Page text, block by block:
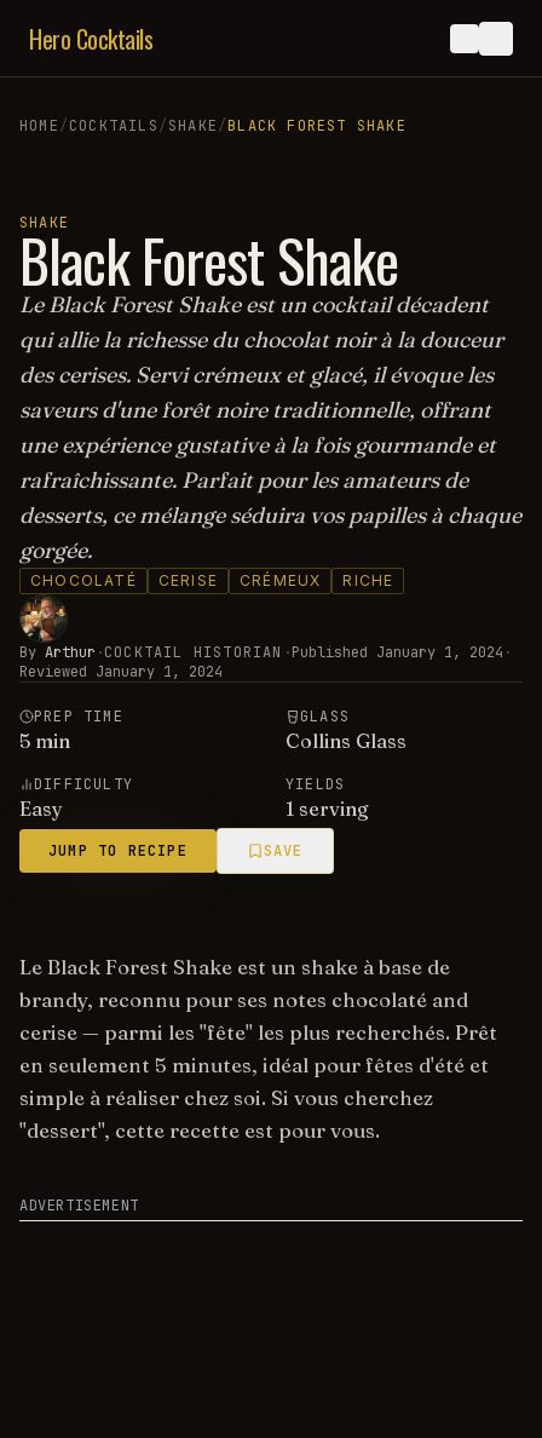
Hero Cocktails
HOME/COCKTAILS/SHAKE/BLACK FOREST SHAKE
SHAKE
Black Forest Shake
Le Black Forest Shake est un cocktail décadent
qui allie la richesse du chocolat noir à la douceur
des cerises. Servi crémeux et glacé, il évoque les
saveurs d'une forêt noire traditionnelle, offrant
une expérience gustative à la fois gourmande et
rafraîchissante. Parfait pour les amateurs de
desserts, ce mélange séduira vos papilles à chaque
gorgée.
CHOCOLATÉ CERISE CRÉMEUX RICHE
By Arthur ·COCKTAIL HISTORIAN ·Published January 1, 2024 ·
Reviewed January 1, 2024
PREP TIME
5 min
GLASS
Collins Glass
DIFFICULTY
Easy
YIELDS
1 serving
JUMP TO RECIPE SAVE
Le Black Forest Shake est un shake à base de
brandy, reconnu pour ses notes chocolaté and
cerise — parmi les "fête" les plus recherchés. Prêt
en seulement 5 minutes, idéal pour fêtes d'été et
simple à réaliser chez soi. Si vous cherchez
"dessert", cette recette est pour vous.
ADVERTISEMENT